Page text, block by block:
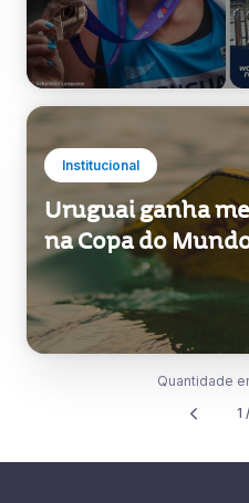
Institucional
Uruguai ganha
na Copa do
Quantidade
1